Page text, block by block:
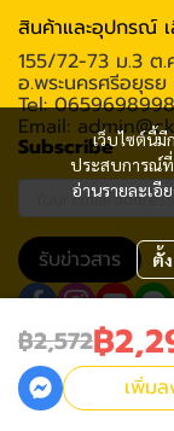
฿2,572฿
เพิ่มล
เว็บไซต์นี้มี
ประสบการณ์ที่
อ่านรายละเอี
ตั้
สินค้าและอุปกรณ์
155/72-73 ม.3 ต
อ.พระนครศรีอยุธ
Tel: 0659698998
Email:
Subscribe
รับข่าวสาร
2020